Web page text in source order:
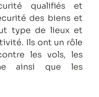
qualifiés et
des biens et
type de lieux et
Ils ont un rôle
les vols, les
ainsi que les